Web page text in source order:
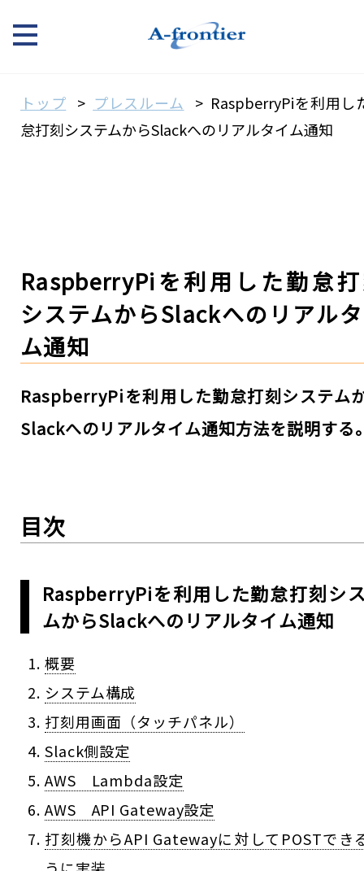
トップ プレスルーム
RaspberryPiを利用し
怠打刻システムからSlackへのリアルタイム通知
RaspberryPiを利用した勤怠
システムからSlackへのリアル
ム通知
RaspberryPiを利用した勤怠打刻システム
Slackへのリアルタイム通知方法を説明する
目次
RaspberryPiを利用した勤怠打刻シ
ムからSlackへのリアルタイム通知
概要
システム構成
打刻用画面（タッチパネル）
Slack側設定
AWS Lambda設定
AWS API Gateway設定
打刻機からAPI Gatewayに対してPOSTでき